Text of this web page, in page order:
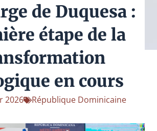
de Duquesa :
étape de la
en cours
2026 République Dominicaine